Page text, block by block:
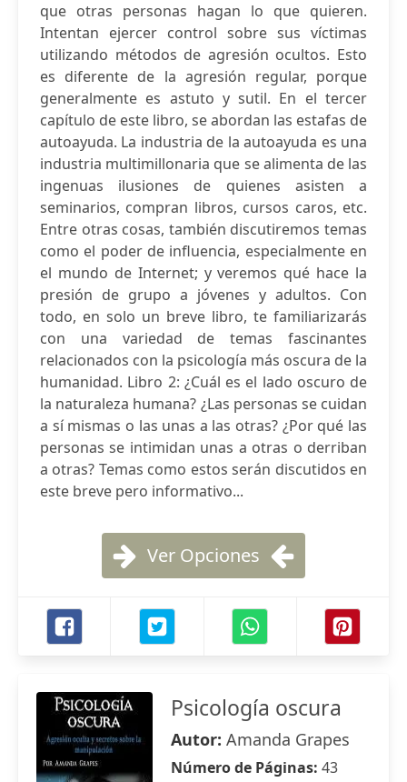
que otras personas hagan lo que quieren.
Intentan ejercer control sobre sus víctimas
utilizando métodos de agresión ocultos. Esto
es diferente de la agresión regular, porque
generalmente es astuto y sutil. En el tercer
capítulo de este libro, se abordan las estafas de
autoayuda. La industria de la autoayuda es una
industria multimillonaria que se alimenta de las
ingenuas ilusiones de quienes asisten a
seminarios, compran libros, cursos caros, etc.
Entre otras cosas, también discutiremos temas
como el poder de influencia, especialmente en
el mundo de Internet; y veremos qué hace la
presión de grupo a jóvenes y adultos. Con
todo, en solo un breve libro, te familiarizarás
con una variedad de temas fascinantes
relacionados con la psicología más oscura de la
humanidad. Libro 2: ¿Cuál es el lado oscuro de
la naturaleza humana? ¿Las personas se cuidan
a sí mismas o las unas a las otras? ¿Por qué las
personas se intimidan unas a otras o derriban
a otras? Temas como estos serán discutidos en
este breve pero informativo...
Ver Opciones
Psicología oscura
Autor: Amanda Grapes
Número de Páginas: 43